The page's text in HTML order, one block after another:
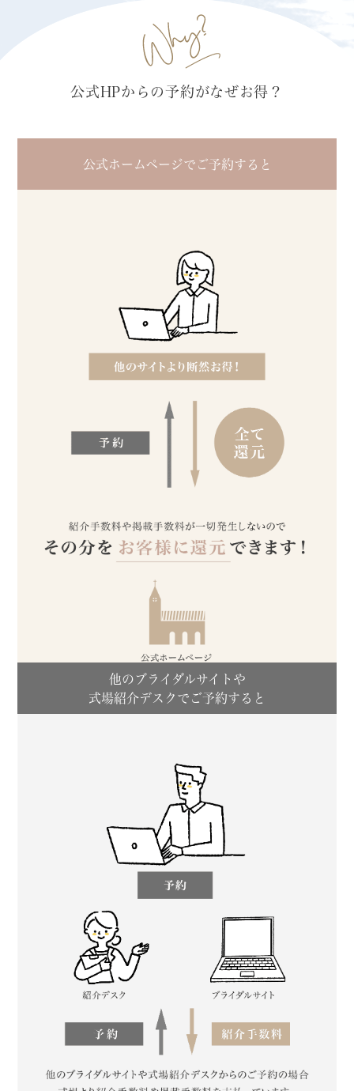
公式HPからの予約がなぜお得？
公式ホームページでご予約すると
他のブライダルサイトや
式場紹介デスクでご予約すると